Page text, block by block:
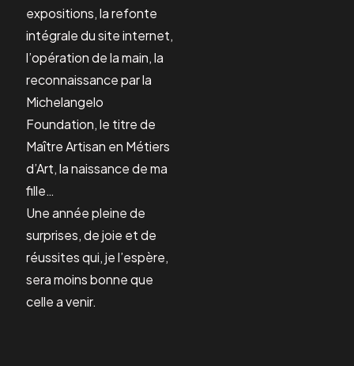
expositions, la refonte
intégrale du site internet,
l’opération de la main, la
reconnaissance par la
Michelangelo
Foundation, le titre de
Maître Artisan en Métiers
d’Art, la naissance de ma
fille…
Une année pleine de
surprises, de joie et de
réussites qui, je l’espère,
sera moins bonne que
celle a venir.